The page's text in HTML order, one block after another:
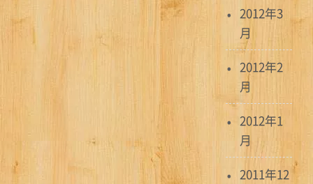
2012年3
月
2012年2
月
2012年1
月
2011年12